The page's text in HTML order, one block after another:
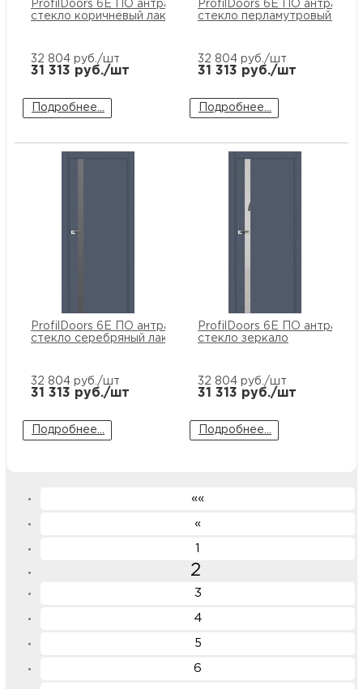
ProfilDoors 6E ПО антрацит
стекло коричневый лак
32 804 руб./шт
31 313 руб./шт
Подробнее...
ProfilDoors 6E ПО антрацит
стекло перламутровый лак
32 804 руб./шт
31 313 руб./шт
Подробнее...
ProfilDoors 6E ПО антрацит
стекло серебряный лак
32 804 руб./шт
31 313 руб./шт
Подробнее...
ProfilDoors 6E ПО антрацит
стекло зеркало
32 804 руб./шт
31 313 руб./шт
Подробнее...
««
«
1
2
3
4
5
6